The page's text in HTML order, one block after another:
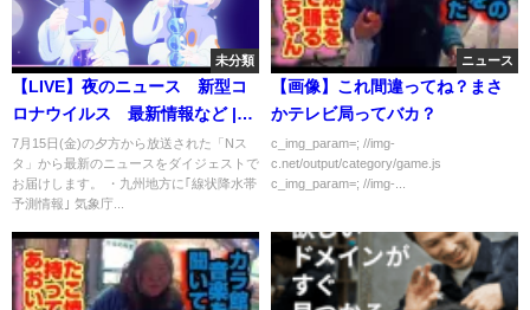
未分類
【LIVE】夜のニュース 新型コ
ロナウイルス 最新情報など |
TBS NEWS DIG（7月18日）
7月15日(金)の夕方から放送された「Nス
タ」から最新のニュースをダイジェストで
お届けします。 ・九州地方に｢線状降水帯
予測情報｣ 気象庁...
ニュース
【画像】これ間違ってね？まさ
かテレビ局ってバカ？
c_img_param=; //img-
c.net/output/category/game.js
c_img_param=; //img-...